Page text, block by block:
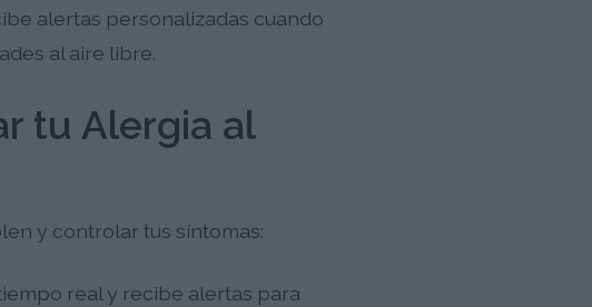
alertas personalizadas cuando
al aire libre.
tu Alergia al
y controlar tus síntomas:
real y recibe alertas para